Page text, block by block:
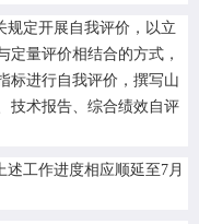
规定开展自我评价，以立
定量评价相结合的方式，
标进行自我评价，撰写山
技术报告、综合绩效自评
工作进度相应顺延至7月